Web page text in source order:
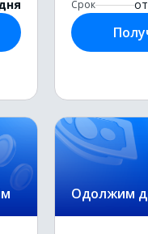
Срок
Одолжим